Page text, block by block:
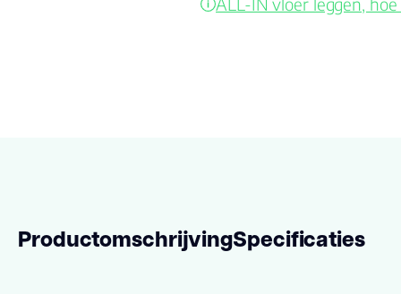
ALL-IN vloer leggen,
ProductomschrijvingSpecificaties